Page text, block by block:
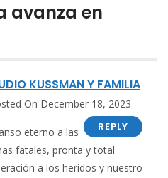
avanza en
KUSSMAN Y FAMILIA
On December 18, 2023
REPLY
eterno a las
fatales, pronta y total
a los heridos y nuestro